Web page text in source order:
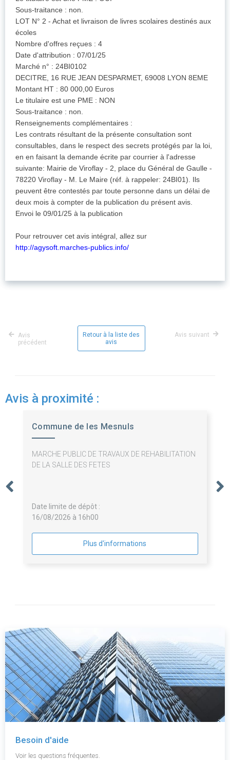
Sous-traitance : non.
LOT N° 2 - Achat et livraison de livres scolaires destinés aux
écoles
Nombre d'offres reçues : 4
Date d'attribution : 07/01/25
Marché n° : 24BI0102
DECITRE, 16 RUE JEAN DESPARMET, 69008 LYON 8EME
Montant HT : 80 000,00 Euros
Le titulaire est une PME : NON
Sous-traitance : non.
Renseignements complémentaires :
Les contrats résultant de la présente consultation sont
consultables, dans le respect des secrets protégés par la loi,
en en faisant la demande écrite par courrier à l'adresse
suivante: Mairie de Viroflay - 2, place du Général de Gaulle -
78220 Viroflay - M. Le Maire (réf. à rappeler: 24BI01). Ils
peuvent être contestés par toute personne dans un délai de
deux mois à compter de la publication du présent avis.
Envoi le 09/01/25 à la publication
Pour retrouver cet avis intégral, allez sur
http://agysoft.marches-publics.info/
Avis
précédent
Retour à la liste des
avis
Avis suivant
Avis à proximité :
Commune de les Mesnuls
MARCHE PUBLIC DE TRAVAUX DE REHABILITATION
DE LA SALLE DES FETES
Date limite de dépôt :
16/08/2026 à 16h00
Plus d'informations
Besoin d'aide
Voir les questions fréquentes.